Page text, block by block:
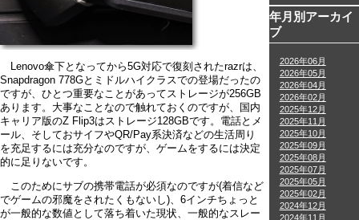
Lenovo傘下となってから5G対応で復刻されたrazrは、
Snapdragon 778Gとミドルハイクラスでの登場だったの
ですが、ひとつ重要なことがあってストレージが256GB
あります。大事なことなので触れておくのですが、国内
キャリア版のZ Flip3はストレージ128GBです。電話とメ
ール、そしておサイフやQR/Pay系決済などの生活周り
を充足するには充分なのですが、ゲームをするには決定
的に足りないです。
このためにサブの携帯電話が必須なのですが(着信など
でゲームの邪魔をされたくもないし)、6インチちょっと
が一般的な数値として落ち着いた現状、一般的なスレー
年月別アーカイ
ブ
2026年06月
2026年05月
2026年04月
2026年02月
2025年12月
2025年11月
2025年10月
2025年09月
2025年08月
2025年07月
2025年05月
2025年02月
2024年12月
2024年11月